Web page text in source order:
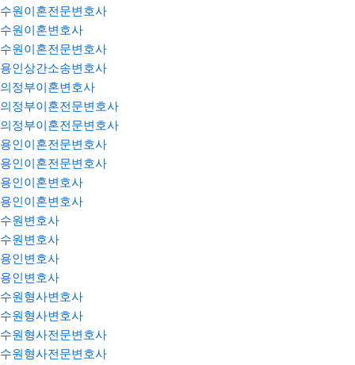
수원이혼전문변호사
수원이혼변호사
수원이혼전문변호사
용인상간소송변호사
의정부이혼변호사
의정부이혼전문변호사
의정부이혼전문변호사
용인이혼전문변호사
용인이혼전문변호사
용인이혼변호사
용인이혼변호사
수원변호사
수원변호사
용인변호사
용인변호사
수원형사변호사
수원형사변호사
수원형사전문변호사
수원형사전문변호사